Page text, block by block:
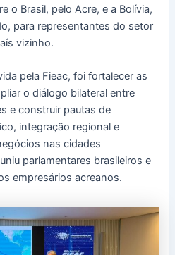
o Brasil, pelo Acre, e a Bolívia,
para representantes do setor
vizinho.
pela Fieac, foi fortalecer as
o diálogo bilateral entre
e construir pautas de
integração regional e
nas cidades
parlamentares brasileiros e
empresários acreanos.